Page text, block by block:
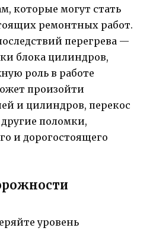
которые могут стать
ремонтных работ.
перегрева —
блока цилиндров,
роль в работе
произойти
и цилиндров, перекос
поломки,
и дорогостоящего
уровень